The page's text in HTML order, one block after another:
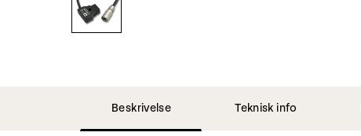
Beskrivelse Teknisk info